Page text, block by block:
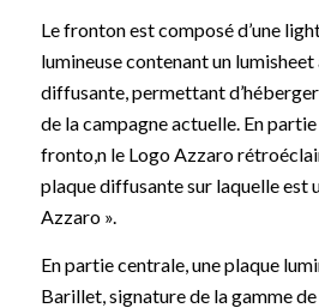
Le fronton est composé d’une
lumineuse contenant un lumisheet
diffusante, permettant
de la campagne actuelle. En
fronto,n le Logo Azzaro
plaque diffusante sur laquelle est
Azzaro ».
En partie centrale, une plaque
Barillet, signature de la gamme